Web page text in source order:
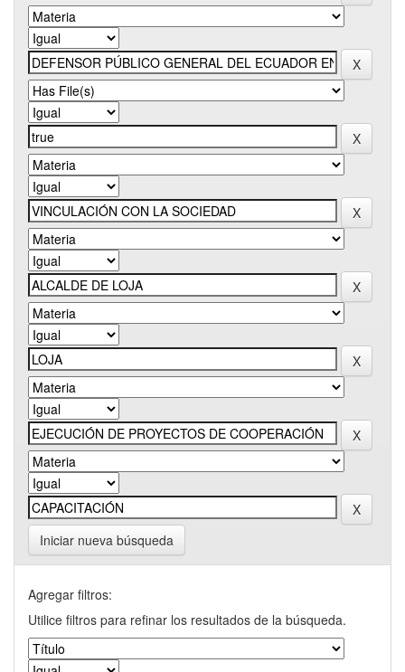
Iniciar nueva búsqueda
Agregar filtros:
Utilice filtros para refinar los resultados de la búsqueda.